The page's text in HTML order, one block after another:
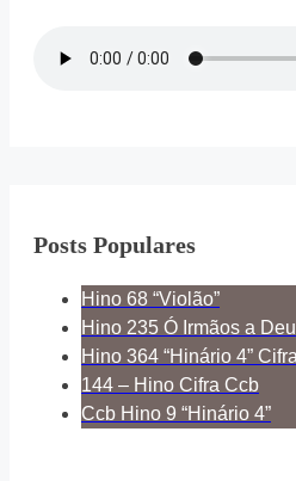
Posts Populares
Hino 68 “Violão”
Hino 235 Ó Irmãos a
Hino 364 “Hinário 4” Cifra
144 – Hino Cifra Ccb
Ccb Hino 9 “Hinário 4”